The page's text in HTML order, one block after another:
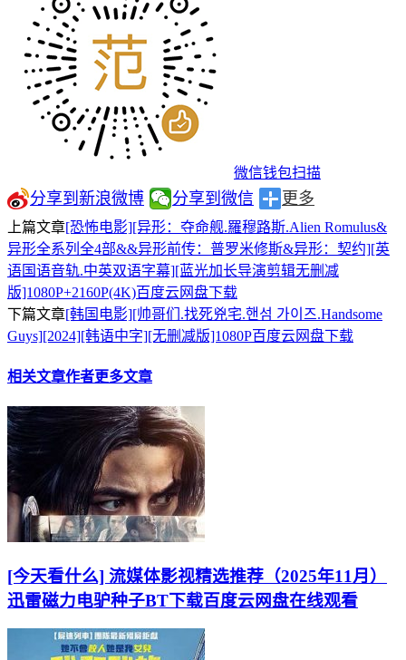
微信钱包扫描
分享到新浪微博 分享到微信 更多
上篇文章[恐怖电影][异形：夺命舰.羅穆路斯.Alien Romulus&
异形全系列全4部&&异形前传：普罗米修斯‎&异形：契约][英
语国语音轨.中英双语字幕][蓝光加长导演剪辑无删减
版]1080P+2160P(4K)百度云网盘下载
下篇文章[韩国电影][帅哥们.找死兇宅.핸섬 가이즈.Handsome
Guys][2024][韩语中字][无删减版]1080P百度云网盘下载
相关文章作者更多文章
[今天看什么] 流媒体影视精选推荐（2025年11月）
迅雷磁力电驴种子BT下载百度云网盘在线观看